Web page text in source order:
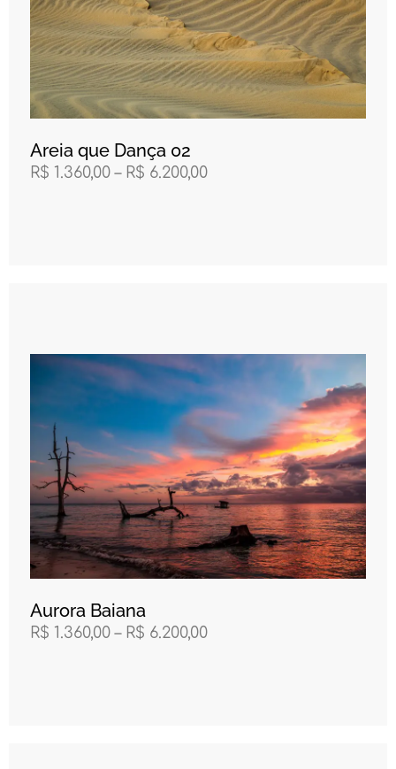
Areia que Dança 02
R$ 1.360,00 – R$ 6.200,00
Aurora Baiana
R$ 1.360,00 – R$ 6.200,00